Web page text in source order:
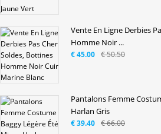
Vente En Ligne Derbies
Homme Noir ...
€ 50.50
€ 45.00
Pantalons Femme
Harlan Gris
€ 66.00
€ 39.40